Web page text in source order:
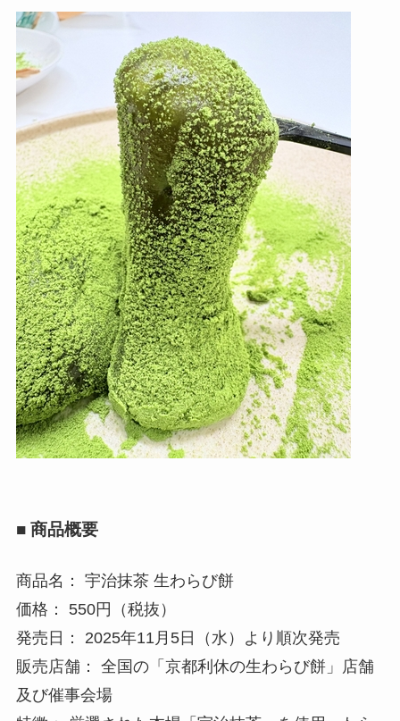
■ 商品概要
商品名： 宇治抹茶 生わらび餅
価格： 550円（税抜）
発売日： 2025年11月5日（水）より順次発売
販売店舗： 全国の「京都利休の生わらび餅」店舗
及び催事会場